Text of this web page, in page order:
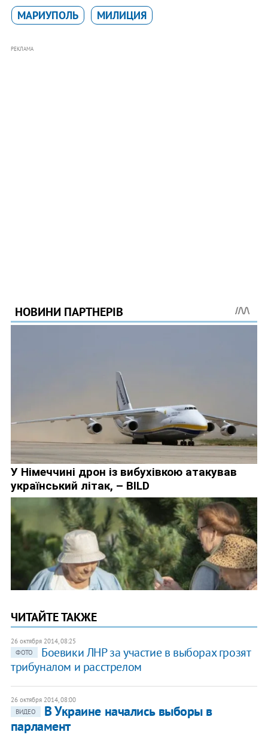
МАРИУПОЛЬ МИЛИЦИЯ
РЕКЛАМА
ЧИТАЙТЕ ТАКЖЕ
26 октября 2014, 08:25
ФОТО
Боевики ЛНР за участие в выборах грозят
трибуналом и расстрелом
26 октября 2014, 08:00
ВИДЕО
В Украине начались выборы в
парламент